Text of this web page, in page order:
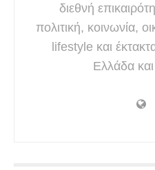
διεθνή
πολιτική, κοινωνία,
lifestyle και
Ελλάδα